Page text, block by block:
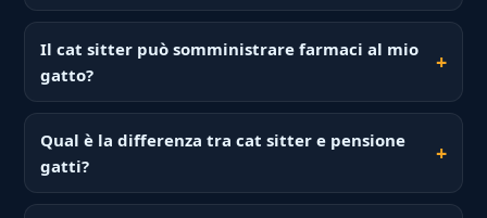
Il cat sitter può somministrare farmaci al mio
gatto?
Qual è la differenza tra cat sitter e pensione
gatti?